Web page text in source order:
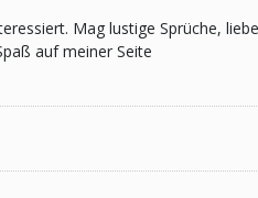
Mag lustige Sprüche,
auf meiner Seite